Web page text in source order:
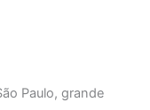
Paulo, grande